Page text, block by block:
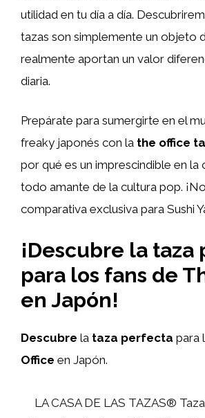
utilidad en tu día a día.
tazas son simplemente un objeto
realmente aportan un valor
diaria.
Prepárate para sumergirte en el
freaky japonés con la the office
por qué es un imprescindible en la
todo amante de la cultura pop.
comparativa exclusiva para Sushi
¡Descubre la
para los fans de
en Japón!
Descubre la taza perfecta para
Office en Japón.
LA CASA DE LAS TAZAS®